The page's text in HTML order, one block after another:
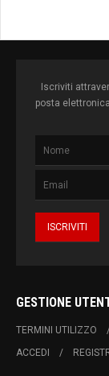
Iscriviti
posta
GESTIONE
TERMINI UTILIZZO
ACCEDI